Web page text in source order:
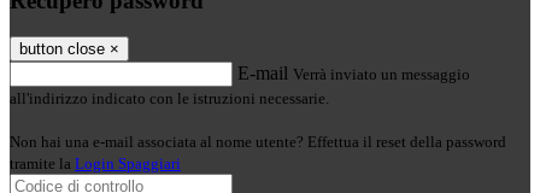
button close ×
E-mail Verrà inviato un messaggio
all'indirizzo indicato con le istruzioni necessarie.
Non hai una e-mail associata al nome utente? Effettua il reset della password
tramite la Login Spaggiari